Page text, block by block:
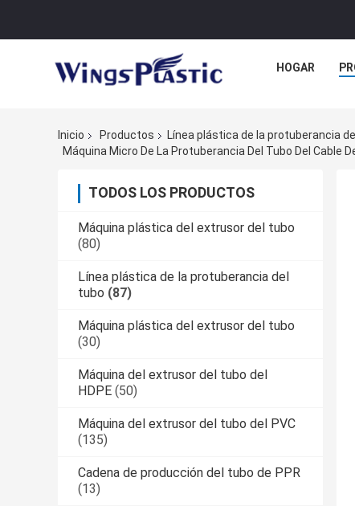
HOGAR
Inicio Productos
Línea plástica de la protuberancia
Máquina Micro De La Protuberancia Del Tubo Del Cable
TODOS LOS PRODUCTOS
Máquina plástica del extrusor del tubo
(80)
Línea plástica de la protuberancia del
tubo (87)
Máquina plástica del extrusor del tubo
(30)
Máquina del extrusor del tubo del
HDPE (50)
Máquina del extrusor del tubo del PVC
(135)
Cadena de producción del tubo de PPR
(13)